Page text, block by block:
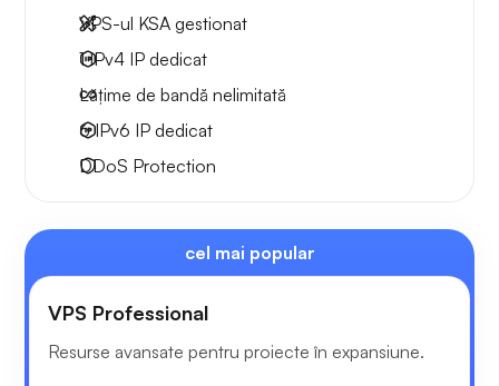
VPS-ul KSA gestionat
1 IPv4 IP dedicat
Lățime de bandă nelimitată
6 IPv6 IP dedicat
DDoS Protection
cel mai popular
VPS Professional
Resurse avansate pentru proiecte în expansiune.